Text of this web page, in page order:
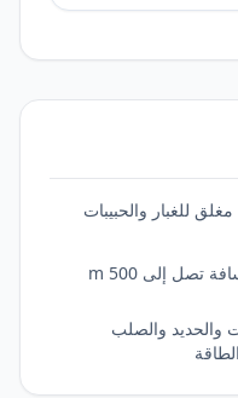
للغبار والحبيبات
والصلب